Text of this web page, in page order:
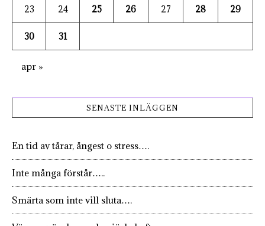
23 24 25 26 27 28 29
30 31
apr »
SENASTE INLÄGGEN
En tid av tårar, ångest o stress….
Inte många förstår…..
Smärta som inte vill sluta….